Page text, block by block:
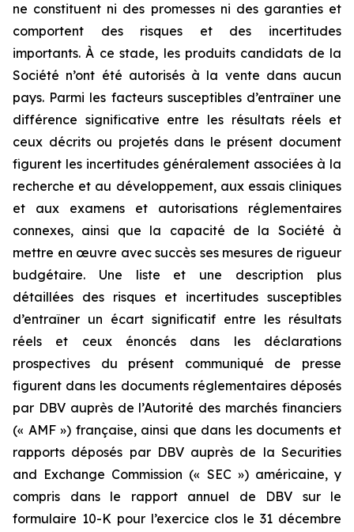
ne constituent ni des promesses ni des garanties et
comportent des risques et des incertitudes
importants. À ce stade, les produits candidats de la
Société n’ont été autorisés à la vente dans aucun
pays. Parmi les facteurs susceptibles d’entraîner une
différence significative entre les résultats réels et
ceux décrits ou projetés dans le présent document
figurent les incertitudes généralement associées à la
recherche et au développement, aux essais cliniques
et aux examens et autorisations réglementaires
connexes, ainsi que la capacité de la Société à
mettre en œuvre avec succès ses mesures de rigueur
budgétaire. Une liste et une description plus
détaillées des risques et incertitudes susceptibles
d’entraîner un écart significatif entre les résultats
réels et ceux énoncés dans les déclarations
prospectives du présent communiqué de presse
figurent dans les documents réglementaires déposés
par DBV auprès de l’Autorité des marchés financiers
(« AMF ») française, ainsi que dans les documents et
rapports déposés par DBV auprès de la Securities
and Exchange Commission (« SEC ») américaine, y
compris dans le rapport annuel de DBV sur le
formulaire 10-K pour l’exercice clos le 31 décembre